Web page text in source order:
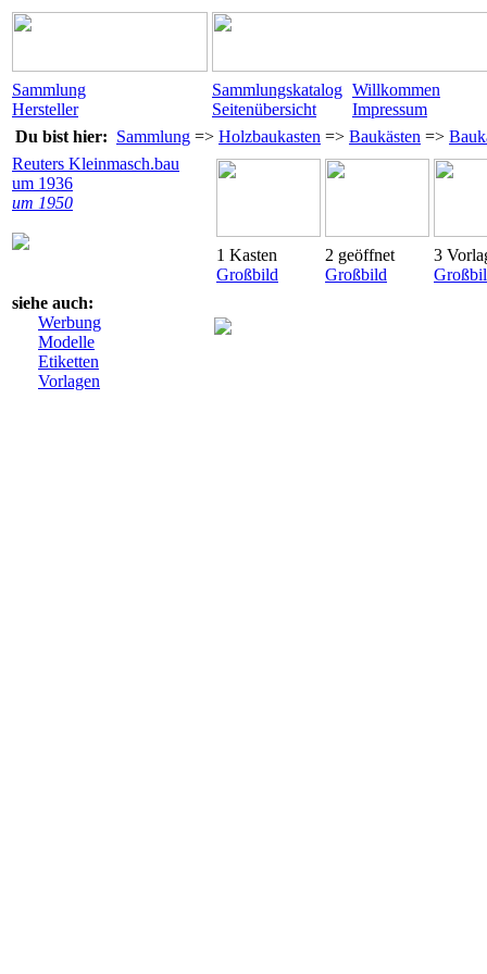
Sammlung
Hersteller
Sammlungskatalog
Seitenübersicht
Willkommen
Impressum
Du bist hier: Sammlung => Holzbaukasten => Baukästen =>
Reuters Kleinmasch.bau
um 1936
um 1950
siehe auch:
Werbung
Modelle
Etiketten
Vorlagen
1 Kasten
Großbild
2 geöffnet
Großbild
3